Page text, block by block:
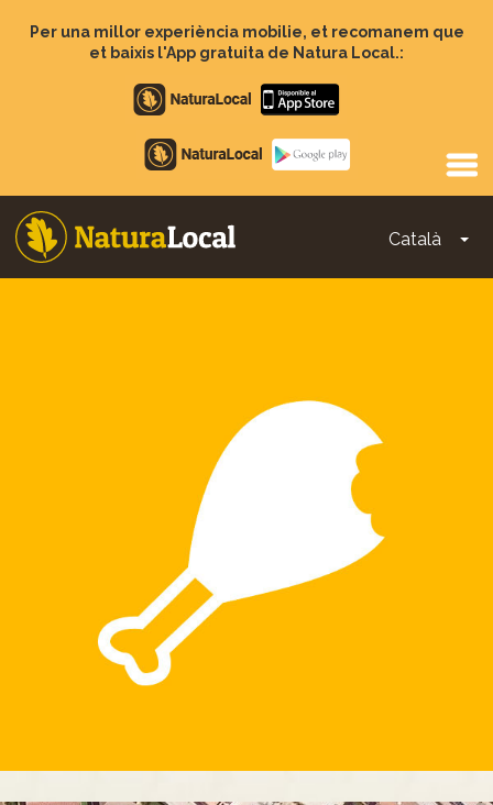
Per una millor experiència mobilie, et recomanem que
et baixis l'App gratuita de Natura Local.:
Apple
store
Google
Play
Català
Main